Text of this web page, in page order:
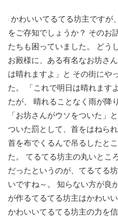
かわいいてるてる坊主ですが
をご存知でしょうか？ そのお
たちも困っていました。 どう
お殿様に、ある有名なお坊さ
は晴れますよ」と その街にや
た。 「これで明日は晴れます
たが、 晴れることなく雨が降
「お坊さんがウソをついた」
ついた罰として、首をはねら
首を布でくるんで吊るしたと
た。 てるてる坊主の丸いとこ
だったというのが、てるてる
いですね～。 知らない方が良
が作るてるてる坊主はかわい
かわいいてるてる坊主の力を